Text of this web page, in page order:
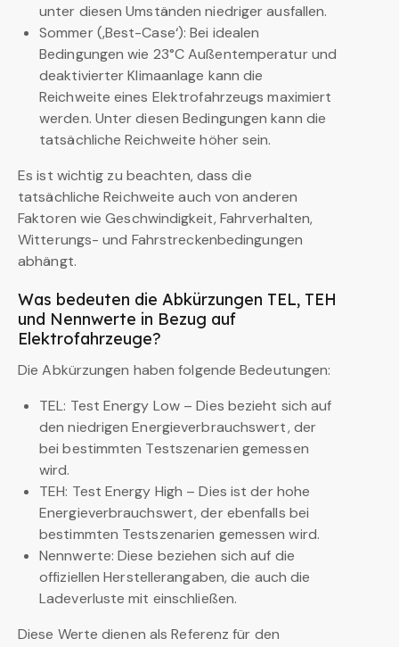
unter diesen Umständen niedriger ausfallen.
Sommer (‚Best-Case‘): Bei idealen
Bedingungen wie 23°C Außentemperatur und
deaktivierter Klimaanlage kann die
Reichweite eines Elektrofahrzeugs maximiert
werden. Unter diesen Bedingungen kann die
tatsächliche Reichweite höher sein.
Es ist wichtig zu beachten, dass die
tatsächliche Reichweite auch von anderen
Faktoren wie Geschwindigkeit, Fahrverhalten,
Witterungs- und Fahrstreckenbedingungen
abhängt.
Was bedeuten die Abkürzungen TEL, TEH
und Nennwerte in Bezug auf
Elektrofahrzeuge?
Die Abkürzungen haben folgende Bedeutungen:
TEL: Test Energy Low – Dies bezieht sich auf
den niedrigen Energieverbrauchswert, der
bei bestimmten Testszenarien gemessen
wird.
TEH: Test Energy High – Dies ist der hohe
Energieverbrauchswert, der ebenfalls bei
bestimmten Testszenarien gemessen wird.
Nennwerte: Diese beziehen sich auf die
offiziellen Herstellerangaben, die auch die
Ladeverluste mit einschließen.
Diese Werte dienen als Referenz für den